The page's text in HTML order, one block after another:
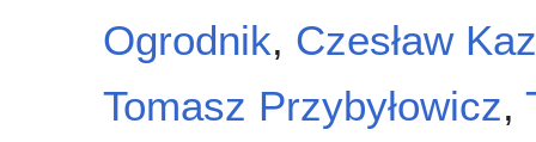
Ogrodnik, Czesław
Tomasz Przybyłowicz,